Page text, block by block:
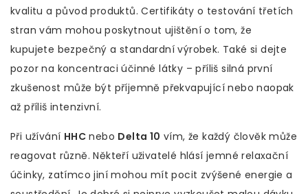
kvalitu a původ produktů. Certifikáty o testování třetích
stran vám mohou poskytnout ujištění o tom, že
kupujete bezpečný a standardní výrobek. Také si dejte
pozor na koncentraci účinné látky – příliš silná první
zkušenost může být příjemně překvapující nebo naopak
až příliš intenzivní.
Při užívání HHC nebo Delta 10 vím, že každý člověk může
reagovat různě. Někteří uživatelé hlásí jemné relaxační
účinky, zatímco jiní mohou mít pocit zvýšené energie a